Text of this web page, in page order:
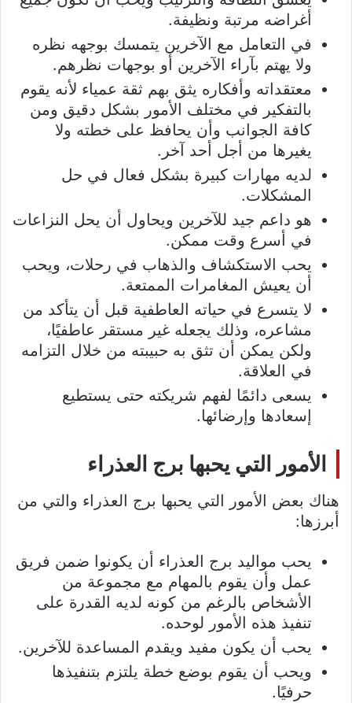
أغراضه مرتبة ونظيفة.
في التعامل مع الآخرين يتمسك بوجهه نظره
ولا يهتم بآراء الآخرين أو بوجهات نظرهم.
معتقداته وأفكاره يثق بهم ثقة عمياء لأنه يقوم
بالتفكير في مختلف الأمور بشكل دقيق ومن
كافة الجوانب وأن يحافظ على خطته ولا
يغيرها من أجل أحد آخر.
لديه مهارات كبيرة بشكل فعال في حل
المشكلات.
هو داعم جيد للآخرين ويحاول أن يحل النزاعات
في أسرع وقت ممكن.
يحب الاستكشاف والذهاب في رحلات، ويحب
أن يعيش المغامرات الممتعة.
لا يتسرع في حياته العاطفية قبل أن يتأكد من
مشاعره، وذلك يجعله غير مستقر عاطفيًا،
ولكن يمكن أن تثق به حبيبته من خلال التزامه
في العلاقة.
يسعى دائمًا لفهم شريكته حتى يستطيع
إسعادها وإرضائها.
الأمور التي يحبها برج العذراء
هناك بعض الأمور التي يحبها برج العذراء والتي من
أبرزها:
يحب مواليد برج العذراء أن يكونوا ضمن فريق
عمل وأن يقوم بالمهام مع مجموعة من
الأشخاص بالرغم من كونه لديه القدرة على
تنفيذ هذه الأمور لوحده.
يحب أن يكون مفيد ويقدم المساعدة للآخرين.
ويحب أن يقوم بوضع خطة يلتزم بتنفيذها
حرفيًا.